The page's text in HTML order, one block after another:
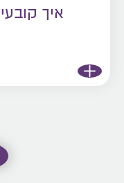
איך